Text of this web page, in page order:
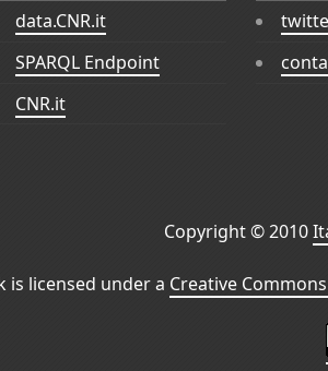
data.CNR.it
SPARQL Endpoint
CNR.it
Copyright © 2010
is licensed under a Creative